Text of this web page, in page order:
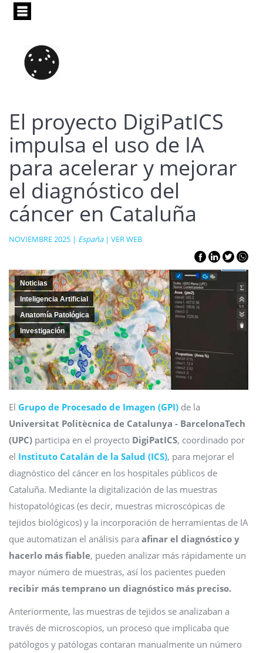
Pasar
principal
El proyecto DigiPatICS
impulsa el uso de IA
para acelerar y mejorar
el diagnóstico del
cáncer en Cataluña
NOVIEMBRE 2025 | España| VER WEB
Noticias
Inteligencia Artificial
Anatomía Patológica
Investigación
El Grupo de Procesado de Imagen (GPI) de la
Universitat Politècnica de Catalunya - BarcelonaTech
(UPC) participa en el proyecto DigiPatICS, coordinado por
el Instituto Catalán de la Salud (ICS), para mejorar el
diagnóstico del cáncer en los hospitales públicos de
Cataluña. Mediante la digitalización de las muestras
histopatológicas (es decir, muestras microscópicas de
tejidos biológicos) y la incorporación de herramientas de IA
que automatizan el análisis para afinar el diagnóstico y
hacerlo más fiable, pueden analizar más rápidamente un
mayor número de muestras, así los pacientes pueden
recibir más temprano un diagnóstico más preciso.
Anteriormente, las muestras de tejidos se analizaban a
través de microscopios, un proceso que implicaba que
patólogos y patólogas contaran manualmente un número